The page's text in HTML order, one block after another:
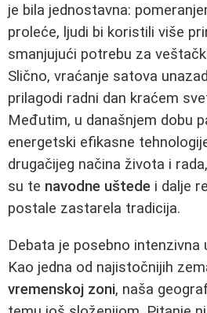
je bila jednostavna:
proleće, ljudi bi koristili više
smanjujući potrebu za
Slično, vraćanje satova
prilagodi radni dan kraćem
Međutim, u današnjem dobu
energetski efikasne
drugačijeg načina života i
su te navodne uštede i dalje
postale zastarela tradicija.
Debata je posebno intenzivna
Kao jedna od najistočnijih
vremenskoj zoni, naša